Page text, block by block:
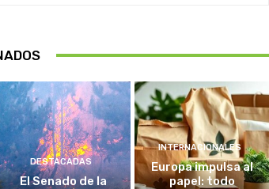
DESTACADAS
El Senado de la
INTERNACIONALES
Europa impulsa al
papel: todo